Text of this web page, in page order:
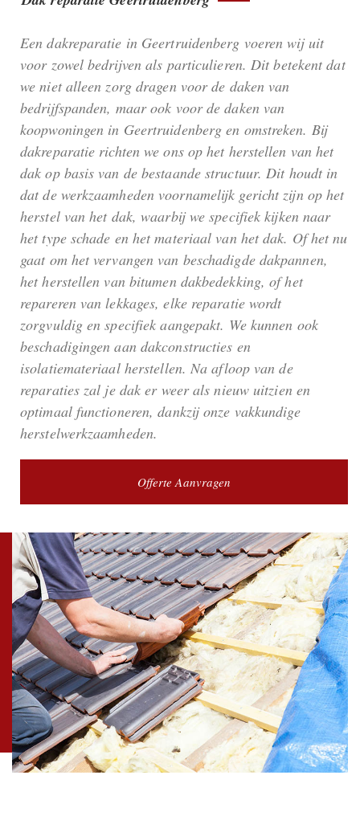
Een dakreparatie in Geertruidenberg voeren wij uit
voor zowel bedrijven als particulieren. Dit betekent dat
we niet alleen zorg dragen voor de daken van
bedrijfspanden, maar ook voor de daken van
koopwoningen in Geertruidenberg en omstreken. Bij
dakreparatie richten we ons op het herstellen van het
dak op basis van de bestaande structuur. Dit houdt in
dat de werkzaamheden voornamelijk gericht zijn op het
herstel van het dak, waarbij we specifiek kijken naar
het type schade en het materiaal van het dak. Of het nu
gaat om het vervangen van beschadigde dakpannen,
het herstellen van bitumen dakbedekking, of het
repareren van lekkages, elke reparatie wordt
zorgvuldig en specifiek aangepakt. We kunnen ook
beschadigingen aan dakconstructies en
isolatiemateriaal herstellen. Na afloop van de
reparaties zal je dak er weer als nieuw uitzien en
optimaal functioneren, dankzij onze vakkundige
herstelwerkzaamheden.
Offerte Aanvragen